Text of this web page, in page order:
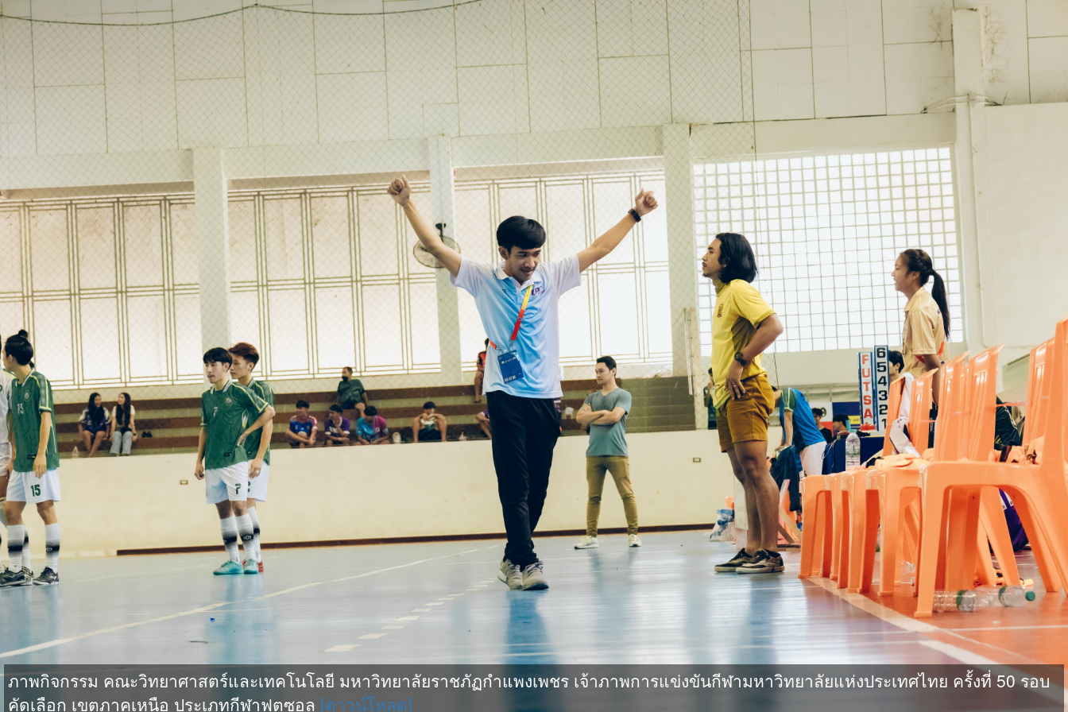
ภาพกิจกรรม คณะวิทยาศาสตร์และเทคโนโลยี มหาวิทยาลัยราชภัฏกำแพงเพชร เจ้าภาพการแข่งขันกีฬามหาวิทยาลัยแห่งประเทศไทย ครั้งที่ 50 รอบ
คัดเลือก เขตภาคเหนือ ประเภทกีฬาฟุตซอล [ดาวน์โหลด]